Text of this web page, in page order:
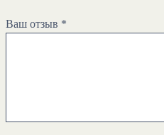
Ваш отзыв *